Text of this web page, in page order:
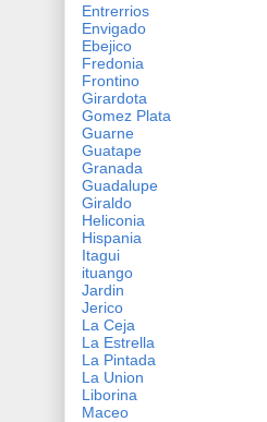
Entrerrios
Envigado
Ebejico
Fredonia
Frontino
Girardota
Gomez Plata
Guarne
Guatape
Granada
Guadalupe
Giraldo
Heliconia
Hispania
Itagui
ituango
Jardin
Jerico
La Ceja
La Estrella
La Pintada
La Union
Liborina
Maceo